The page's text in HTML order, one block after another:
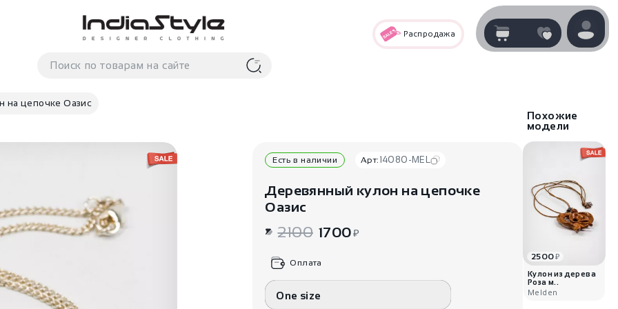
Распродажа
на цепочке Оазис
Есть в наличии Арт: 14080-MEL
Деревянный кулон на цепочке
Оазис
2100 1700₽
Оплата
One size
Похожие
модели
2500₽
Кулон из дерева
Роза м..
Melden